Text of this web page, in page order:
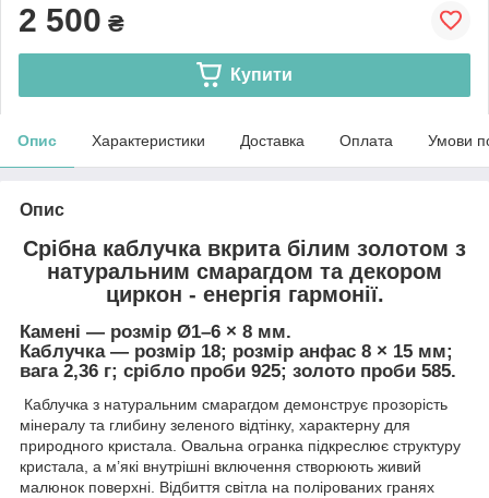
2 500 ₴
Купити
Опис Характеристики Доставка Оплата Умови
Опис
Срібна каблучка вкрита білим золотом з
натуральним смарагдом та декором
циркон - енергія гармонії.
Камені — розмір Ø1–6 × 8 мм.
Каблучка — розмір 18; розмір анфас 8 × 15 мм;
вага 2,36 г; срібло проби 925; золото проби 585.
Каблучка з натуральним смарагдом демонструє прозорість
мінералу та глибину зеленого відтінку, характерну для
природного кристала. Овальна огранка підкреслює структуру
кристала, а м’які внутрішні включення створюють живий
малюнок поверхні. Відбиття світла на полірованих гранях